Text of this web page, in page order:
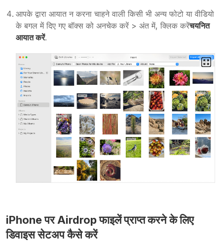
आपके द्वारा आयात न करना चाहने वाली किसी भी अन्य फोटो या वीडियो
के बगल में दिए गए बॉक्स को अनचेक करें > अंत में, क्लिक करेंचयनित
आयात करें.
iPhone पर Airdrop फाइलें प्राप्त करने के लिए
डिवाइस सेटअप कैसे करें